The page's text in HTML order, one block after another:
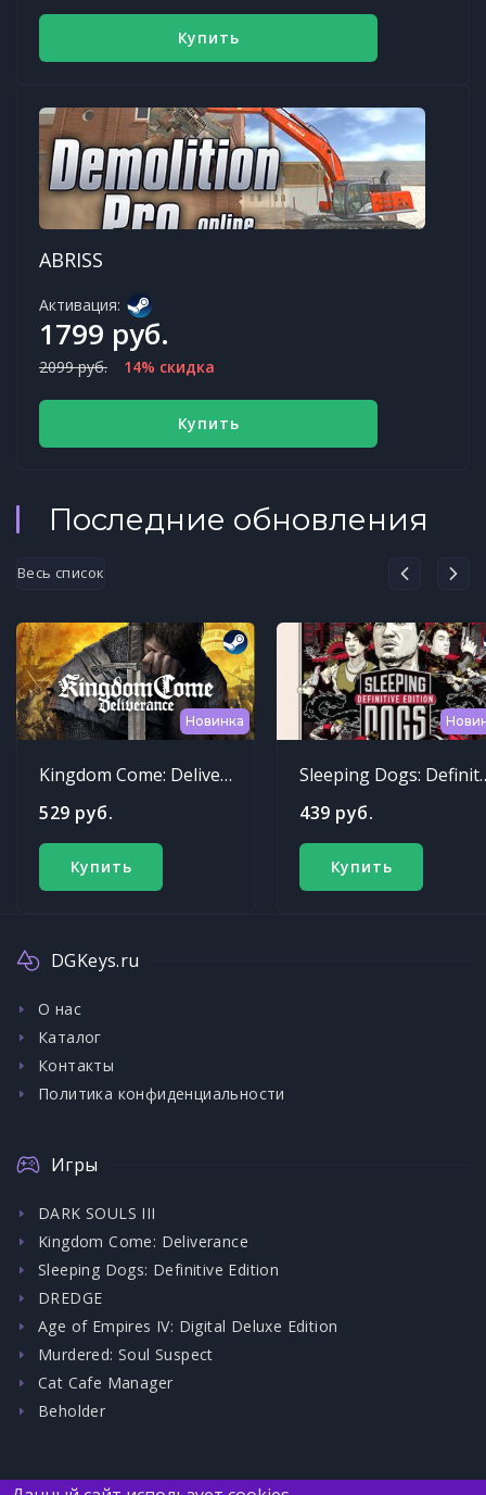
Купить
ABRISS
Активация:
1799 руб.
2099 руб. 14% скидка
Купить
Последние обновления
Весь список
Новинка
Kingdom Come: Deliverance
529 руб.
Купить
Sleeping
439 руб.
Купить
DGKeys.ru
О нас
Каталог
Контакты
Политика конфиденциальности
Игры
DARK SOULS III
Kingdom Come: Deliverance
Sleeping Dogs: Definitive Edition
DREDGE
Age of Empires IV: Digital Deluxe Edition
Murdered: Soul Suspect
Cat Cafe Manager
Beholder